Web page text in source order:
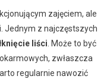
zajęciem, ale
Jednym z najczęstszych
liści. Może to być
zwłaszcza
regularnie nawozić